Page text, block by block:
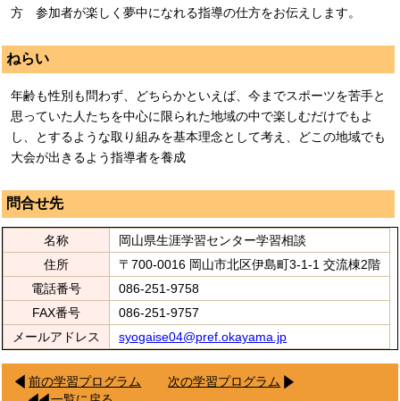
方 参加者が楽しく夢中になれる指導の仕方をお伝えします。
ねらい
年齢も性別も問わず、どちらかといえば、今までスポーツを苦手と
思っていた人たちを中心に限られた地域の中で楽しむだけでもよ
し、とするような取り組みを基本理念として考え、どこの地域でも
大会が出きるよう指導者を養成
問合せ先
名称
岡山県生涯学習センター学習相談
住所
〒700-0016 岡山市北区伊島町3-1-1 交流棟2階
電話番号
086-251-9758
FAX番号
086-251-9757
メールアドレス
syogaise04@pref.okayama.jp
前の学習プログラム
次の学習プログラム